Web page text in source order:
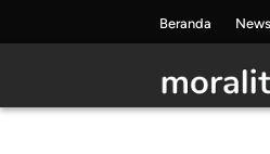
to
Beranda News